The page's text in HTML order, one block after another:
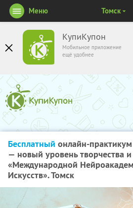
КупиКупон
Мобильное приложение
ещё удобнее
Меню Томск
Бесплатный онлайн-
— новый уровень творчества
«Международной
Искусств». Томск